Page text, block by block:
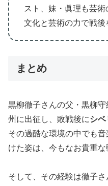
スト、妹・眞理も芸
文化と芸術の力で戦後
まとめ
黒柳徹子さんの父・黒柳
州に出征し、敗戦後にシベ
その過酷な環境の中でも
けた姿は、今もなお貴重な
そして、その経験は徹子